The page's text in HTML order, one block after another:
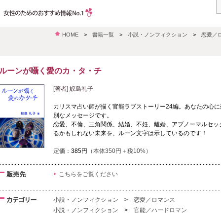
HOME > 書籍一覧 > 小説・ノンフィクション > 恋愛／
ーンが囁く愛のカ・タ・チ
[著者] 鮫島礼子
カリスマ占い師が描く官能ラブストーリー24編。あなたの心
別なメッセージです。
恋愛、不倫、三角関係、結婚、不妊、離婚、アブノーマルセ
るかもしれない未来を、ルーン文字は示しているのです！
定価： 385円 （本体350円＋税10%）
こちらをご覧ください
小説・ノンフィクション > 恋愛／ロマンス
小説・ノンフィクション > 官能／ハードロマン